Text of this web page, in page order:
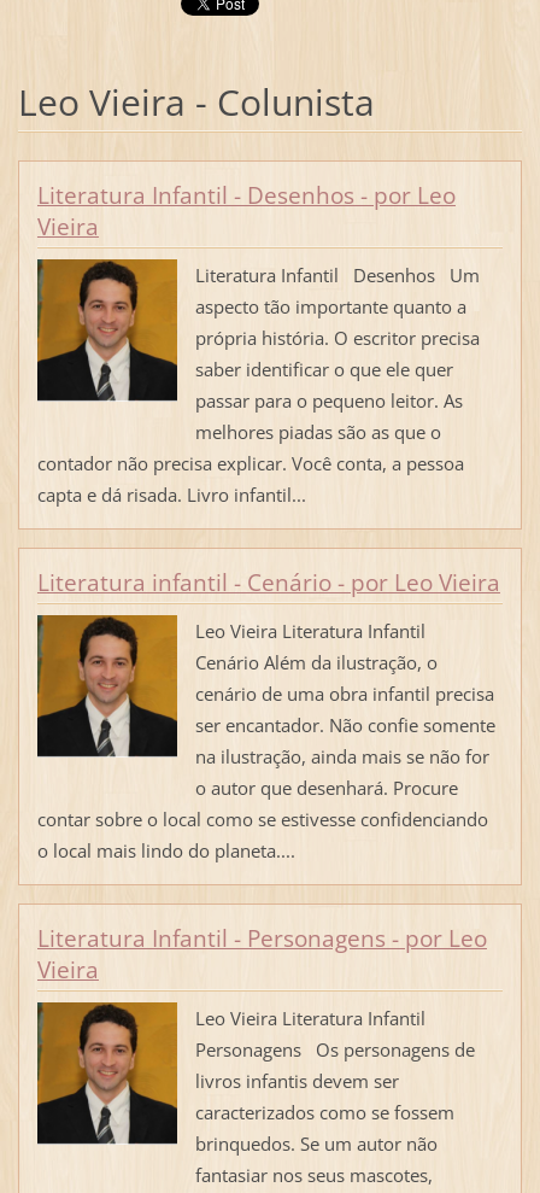
Leo Vieira - Colunista
Literatura Infantil - Desenhos - por Leo
Vieira
Literatura Infantil Desenhos Um
aspecto tão importante quanto a
própria história. O escritor precisa
saber identificar o que ele quer
passar para o pequeno leitor. As
melhores piadas são as que o
contador não precisa explicar. Você conta, a pessoa
capta e dá risada. Livro infantil...
Literatura infantil - Cenário - por Leo Vieira
Leo Vieira Literatura Infantil
Cenário Além da ilustração, o
cenário de uma obra infantil precisa
ser encantador. Não confie somente
na ilustração, ainda mais se não for
o autor que desenhará. Procure
contar sobre o local como se estivesse confidenciando
o local mais lindo do planeta....
Literatura Infantil - Personagens - por Leo
Vieira
Leo Vieira Literatura Infantil
Personagens Os personagens de
livros infantis devem ser
caracterizados como se fossem
brinquedos. Se um autor não
fantasiar nos seus mascotes,